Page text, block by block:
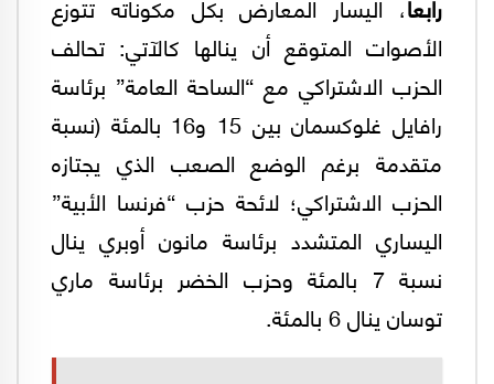
الأصوات المتوقع أن ينالها كالآتي: تحالف
الحزب الاشتراكي مع “الساحة العامة” برئاسة
رافايل غلوكسمان بين 15 و16 بالمئة (نسبة
متقدمة برغم الوضع الصعب الذي يجتازه
الحزب الاشتراكي؛ لائحة حزب “فرنسا الأبية”
اليساري المتشدد برئاسة مانون أوبري ينال
نسبة 7 بالمئة وحزب الخضر برئاسة ماري
توسان ينال 6 بالمئة.